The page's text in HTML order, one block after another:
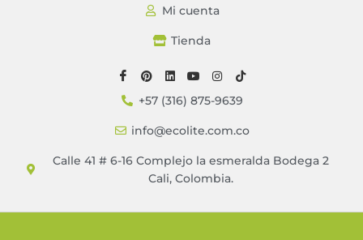
Mi cuenta
Tienda
+57 (316) 875-9639
info@ecolite.com.co
Calle 41 # 6-16 Complejo la esmeralda Bodega 2
Cali, Colombia.